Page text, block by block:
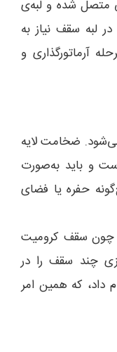
متصل شده و لبه‌ی
لبه سقف نیاز به
آرماتورگذاری و
ضخامت لایه
7 سانتی‌متر است و باید به‌صورت
حفره یا فضای
چون سقف کرومیت
چند سقف را در
داد، که همین امر